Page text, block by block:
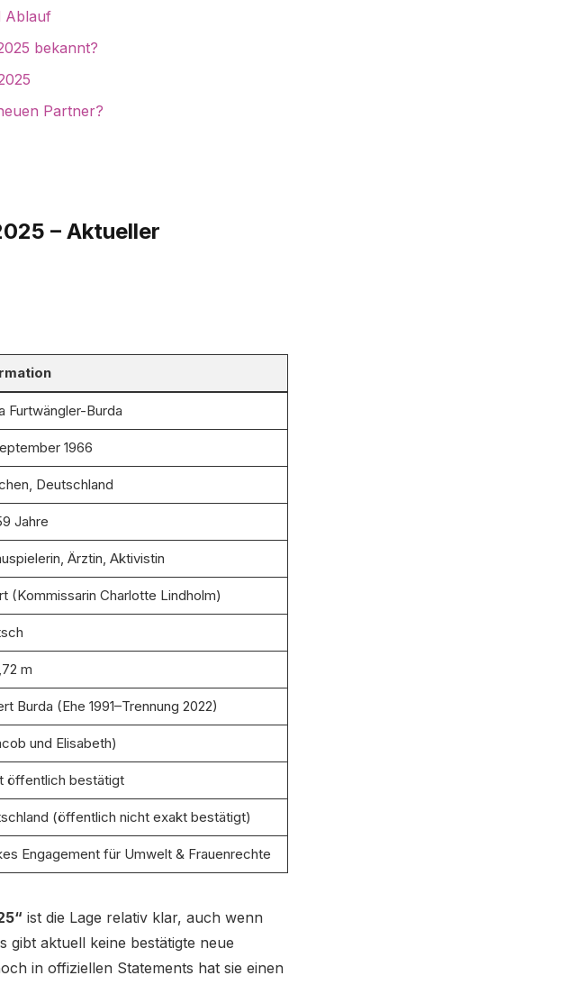
Ablauf
bekannt?
Partner?
– Aktueller
Furtwängler-Burda
1966
Deutschland
Jahre
Ärztin, Aktivistin
(Kommissarin Charlotte Lindholm)
m
Burda (Ehe 1991–Trennung 2022)
und Elisabeth)
öffentlich bestätigt
(öffentlich nicht exakt bestätigt)
Engagement für Umwelt & Frauenrechte
ist die Lage relativ klar, auch wenn
gibt aktuell keine bestätigte neue
in offiziellen Statements hat sie einen